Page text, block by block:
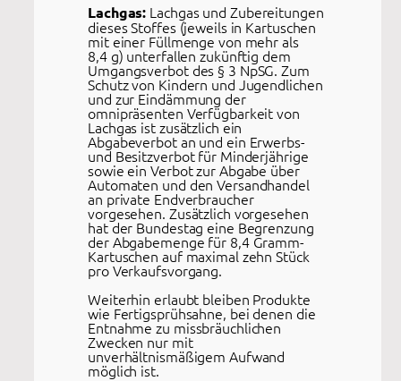
Lachgas: Lachgas und Zubereitungen
dieses Stoffes (jeweils in Kartuschen
mit einer Füllmenge von mehr als
8,4 g) unterfallen zukünftig dem
Umgangsverbot des § 3 NpSG. Zum
Schutz von Kindern und Jugendlichen
und zur Eindämmung der
omnipräsenten Verfügbarkeit von
Lachgas ist zusätzlich ein
Abgabeverbot an und ein Erwerbs-
und Besitzverbot für Minderjährige
sowie ein Verbot zur Abgabe über
Automaten und den Versandhandel
an private Endverbraucher
vorgesehen. Zusätzlich vorgesehen
hat der Bundestag eine Begrenzung
der Abgabemenge für 8,4 Gramm-
Kartuschen auf maximal zehn Stück
pro Verkaufsvorgang.
Weiterhin erlaubt bleiben Produkte
wie Fertigsprühsahne, bei denen die
Entnahme zu missbräuchlichen
Zwecken nur mit
unverhältnismäßigem Aufwand
möglich ist.